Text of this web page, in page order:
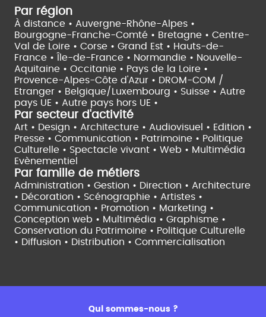
Par région
À distance • Auvergne-Rhône-Alpes •
Bourgogne-Franche-Comté • Bretagne • Centre-
Val de Loire • Corse • Grand Est • Hauts-de-
France •
Île-de-France • Normandie • Nouvelle-
Aquitaine • Occitanie • Pays de la Loire •
Provence-Alpes-Côte d'Azur • DROM-COM /
Etranger • Belgique/Luxembourg • Suisse • Autre
pays UE • Autre pays hors UE •
Par secteur d'activité
Art • Design • Architecture • Audiovisuel • Edition •
Presse • Communication • Patrimoine • Politique
Culturelle • Spectacle vivant • Web • Multimédia
Evènementiel
Par famille de métiers
Administration • Gestion • Direction • Architecture
• Décoration • Scénographie • Artistes •
Communication • Promotion • Marketing •
Conception web • Multimédia • Graphisme •
Conservation du Patrimoine • Politique Culturelle
• Diffusion • Distribution • Commercialisation
Qui sommes-nous ?